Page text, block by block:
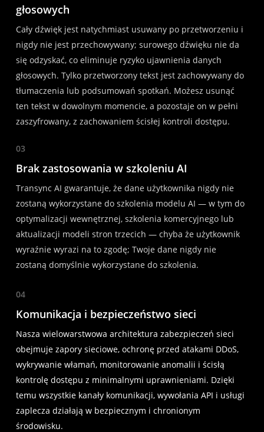
głosowych
Cały dźwięk jest natychmiast usuwany po przetworzeniu i
nigdy nie jest przechowywany; surowego dźwięku nie da
się odzyskać, co eliminuje ryzyko ujawnienia danych
głosowych. Tylko przetworzony tekst jest zachowywany do
tłumaczenia lub podsumowań spotkań. Możesz usunąć
ten tekst w dowolnym momencie, a pozostaje on w pełni
zaszyfrowany, z zachowaniem ścisłej kontroli dostępu.
03
Brak zastosowania w szkoleniu AI
Transync AI gwarantuje, że dane użytkownika nigdy nie
zostaną wykorzystane do szkolenia modelu AI — w tym do
optymalizacji wewnętrznej, szkolenia komercyjnego lub
aktualizacji modeli stron trzecich — chyba że użytkownik
wyraźnie wyrazi na to zgodę; Twoje dane nigdy nie
zostaną domyślnie wykorzystane do szkolenia.
04
Komunikacja i bezpieczeństwo sieci
Nasza wielowarstwowa architektura zabezpieczeń sieci
obejmuje zapory sieciowe, ochronę przed atakami DDoS,
wykrywanie włamań, monitorowanie anomalii i ścisłą
kontrolę dostępu z minimalnymi uprawnieniami. Dzięki
temu wszystkie kanały komunikacji, wywołania API i usługi
zaplecza działają w bezpiecznym i chronionym
środowisku.